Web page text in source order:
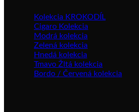
Kolekcia KROKODÍL
Cigaro Kolekcia
Modrá kolekcia
Zelená kolekcia
Hnedá kolekcia
Tmavo Žltá kolekcia
Bordo / Červená kolekcia